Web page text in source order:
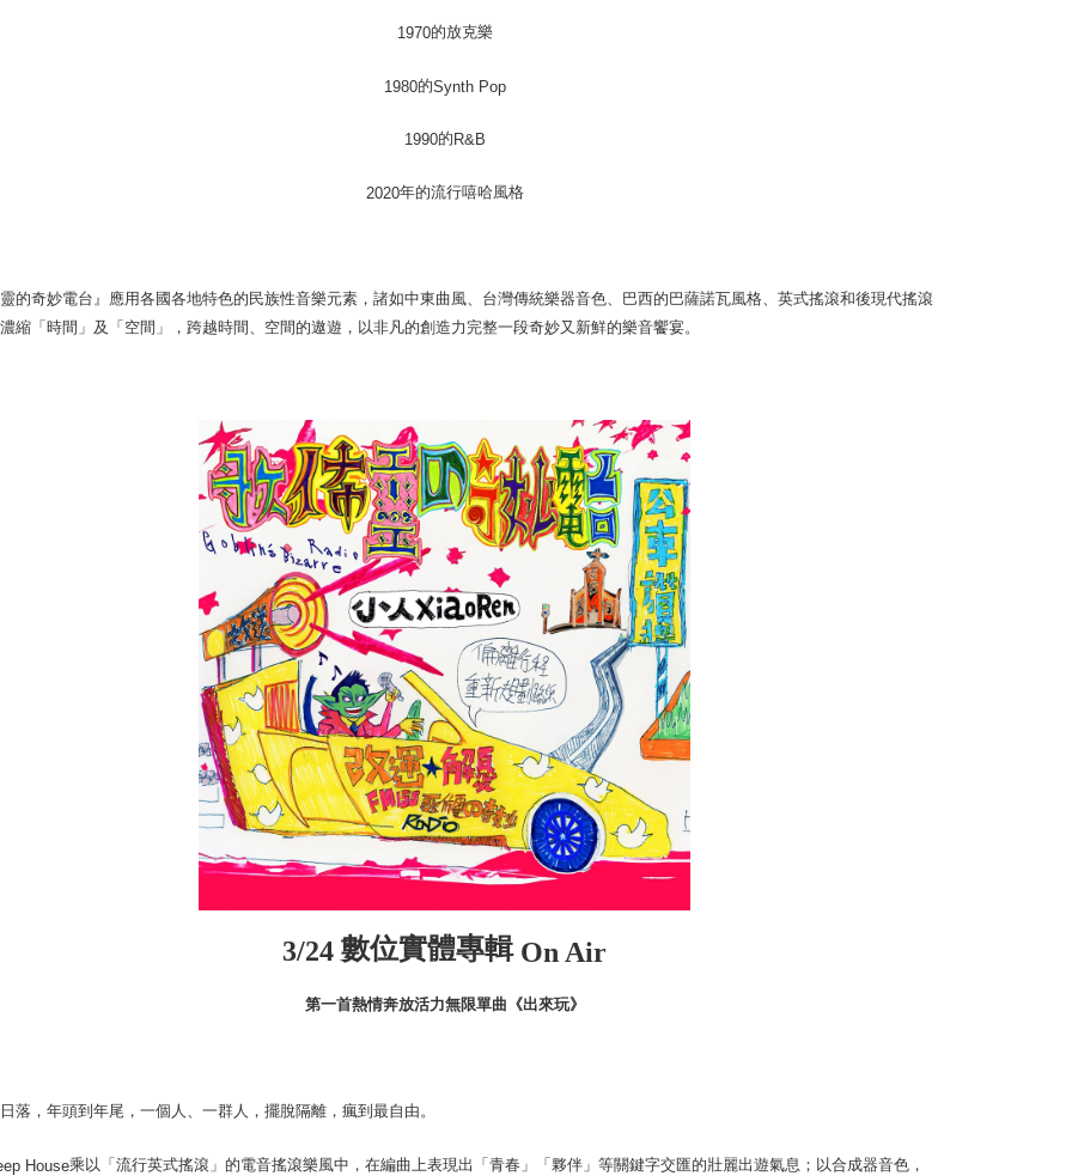
1970的放克樂
1980的Synth Pop
1990的 R&B
2020年的流行嘻哈風格
靈的奇妙電台』應用各國各地特色的民族性音樂元素，諸如中東曲風、台灣傳統樂器音色、巴西的巴薩諾瓦風格、英式搖滾和後現代搖滾
縮「時間」及「空間」，跨越時間、空間的遨遊，以非凡的創造力完整一段奇妙又新鮮的樂音饗宴。
3/24 數位實體專輯 On Air
第一首熱情奔放活力無限單曲《出來玩》
落，年頭到年尾，一個人、一群人，擺脫隔離，瘋到最自由。
House乘以「流行英式搖滾」的電音搖滾樂風中，在編曲上表現出「青春」「夥伴」等關鍵字交匯的壯麗出遊氣息；以合成器音色，